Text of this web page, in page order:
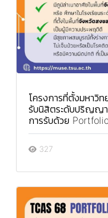
โครงการที่ตั้งมหาวิ
รับนิสิตระดับปริญญา
การรับด้วย
327